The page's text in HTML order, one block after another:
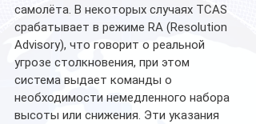
самолёта. В некоторых случаях TCAS
срабатывает в режиме RA (Resolution
Advisory), что говорит о реальной
угрозе столкновения, при этом
система выдает команды о
необходимости немедленного набора
высоты или снижения. Эти указания